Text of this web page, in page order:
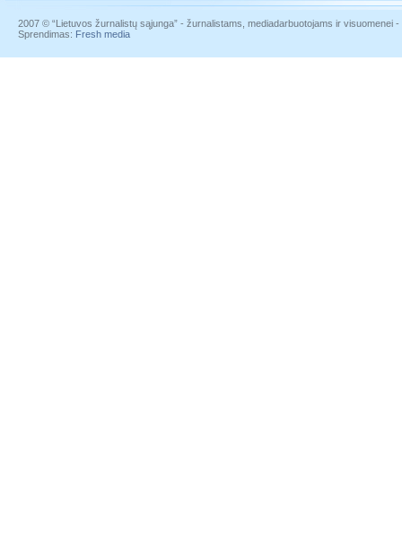
2007 © “Lietuvos žurnalistų sąjunga” - žurnalistams, mediadarbuotojams ir visuomenei
Sprendimas: Fresh media